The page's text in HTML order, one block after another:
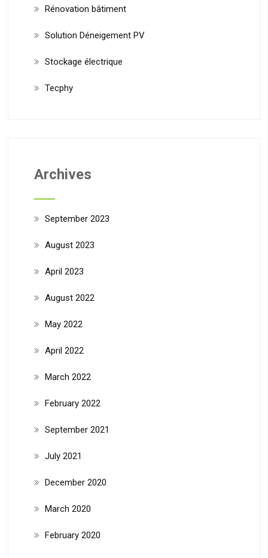
Rénovation bâtiment
Solution Déneigement PV
Stockage électrique
Tecphy
Archives
September 2023
August 2023
April 2023
August 2022
May 2022
April 2022
March 2022
February 2022
September 2021
July 2021
December 2020
March 2020
February 2020